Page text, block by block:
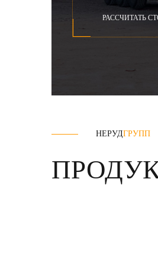
РАССЧИТАТЬ
НЕРУДГРУПП